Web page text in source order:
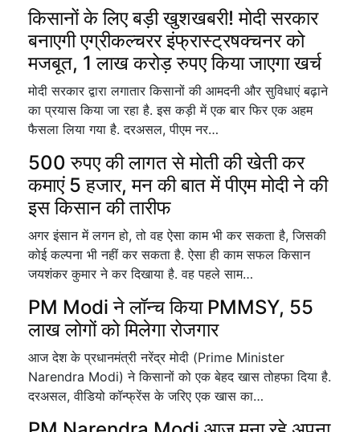
किसानों के लिए बड़ी खुशखबरी! मोदी सरकार
बनाएगी एग्रीकल्चरर इंफ्रास्ट्रषक्चनर को
मजबूत, 1 लाख करोड़ रुपए किया जाएगा खर्च
मोदी सरकार द्वारा लगातार किसानों की आमदनी और सुविधाएं बढ़ाने
का प्रयास किया जा रहा है. इस कड़ी में एक बार फिर एक अहम
फैसला लिया गया है. दरअसल, पीएम नर…
500 रुपए की लागत से मोती की खेती कर
कमाएं 5 हजार, मन की बात में पीएम मोदी ने की
इस किसान की तारीफ
अगर इंसान में लगन हो, तो वह ऐसा काम भी कर सकता है, जिसकी
कोई कल्पना भी नहीं कर सकता है. ऐसा ही काम सफल किसान
जयशंकर कुमार ने कर दिखाया है. वह पहले साम…
PM Modi ने लॉन्च किया PMMSY, 55
लाख लोगों को मिलेगा रोजगार
आज देश के प्रधानमंत्री नरेंद्र मोदी (Prime Minister
Narendra Modi) ने किसानों को एक बेहद खास तोहफा दिया है.
दरअसल, वीडियो कॉन्फ्रेंस के जरिए एक खास का…